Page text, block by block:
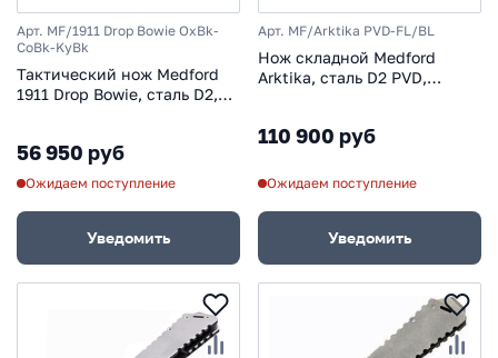
Арт. MF/1911 Drop Bowie OxBk-
CoBk-KyBk
Тактический нож Medford
1911 Drop Bowie, сталь D2,
56 950 руб
Ожидаем поступление
Уведомить
Арт. MF/Arktika PVD-FL/BL
Нож складной Medford
Arktika, сталь D2 PVD,
110 900 руб
Ожидаем поступление
Уведомить